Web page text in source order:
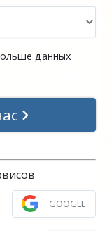
данных
GOOGLE